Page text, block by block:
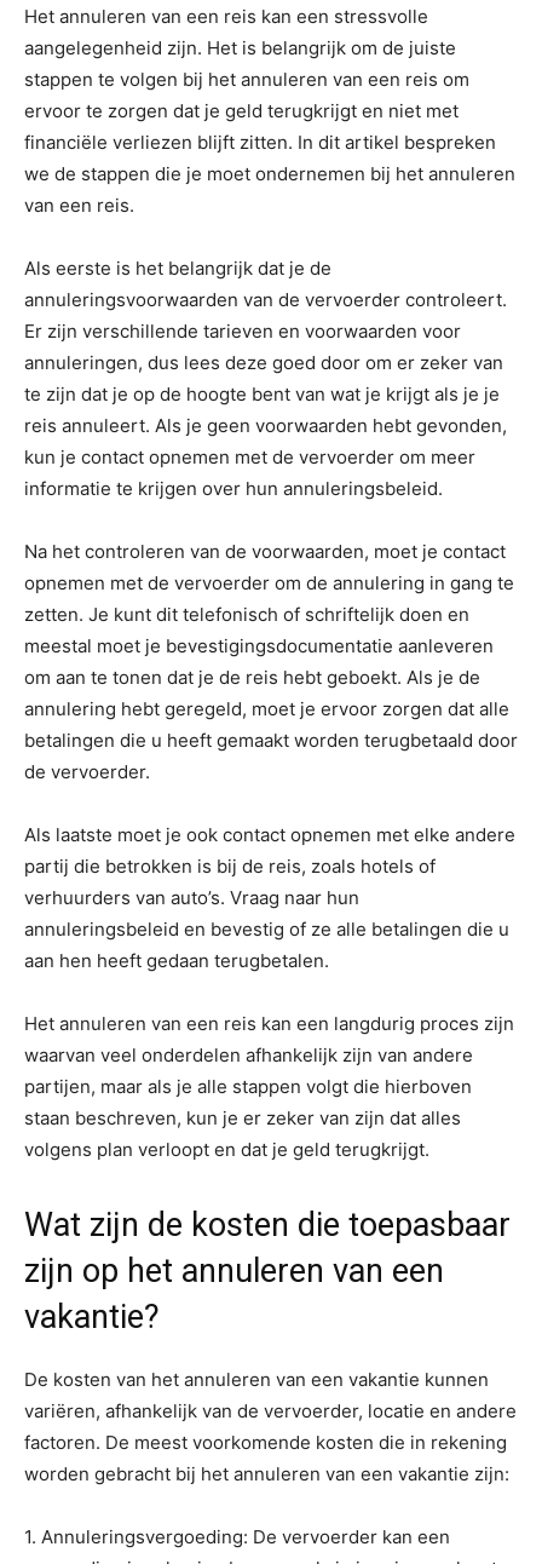
Het annuleren van een reis kan een stressvolle
aangelegenheid zijn. Het is belangrijk om de juiste
stappen te volgen bij het annuleren van een reis om
ervoor te zorgen dat je geld terugkrijgt en niet met
financiële verliezen blijft zitten. In dit artikel bespreken
we de stappen die je moet ondernemen bij het annuleren
van een reis.
Als eerste is het belangrijk dat je de
annuleringsvoorwaarden van de vervoerder controleert.
Er zijn verschillende tarieven en voorwaarden voor
annuleringen, dus lees deze goed door om er zeker van
te zijn dat je op de hoogte bent van wat je krijgt als je je
reis annuleert. Als je geen voorwaarden hebt gevonden,
kun je contact opnemen met de vervoerder om meer
informatie te krijgen over hun annuleringsbeleid.
Na het controleren van de voorwaarden, moet je contact
opnemen met de vervoerder om de annulering in gang te
zetten. Je kunt dit telefonisch of schriftelijk doen en
meestal moet je bevestigingsdocumentatie aanleveren
om aan te tonen dat je de reis hebt geboekt. Als je de
annulering hebt geregeld, moet je ervoor zorgen dat alle
betalingen die u heeft gemaakt worden terugbetaald door
de vervoerder.
Als laatste moet je ook contact opnemen met elke andere
partij die betrokken is bij de reis, zoals hotels of
verhuurders van auto’s. Vraag naar hun
annuleringsbeleid en bevestig of ze alle betalingen die u
aan hen heeft gedaan terugbetalen.
Het annuleren van een reis kan een langdurig proces zijn
waarvan veel onderdelen afhankelijk zijn van andere
partijen, maar als je alle stappen volgt die hierboven
staan beschreven, kun je er zeker van zijn dat alles
volgens plan verloopt en dat je geld terugkrijgt.
Wat zijn de kosten die toepasbaar
zijn op het annuleren van een
vakantie?
De kosten van het annuleren van een vakantie kunnen
variëren, afhankelijk van de vervoerder, locatie en andere
factoren. De meest voorkomende kosten die in rekening
worden gebracht bij het annuleren van een vakantie zijn:
1. Annuleringsvergoeding: De vervoerder kan een